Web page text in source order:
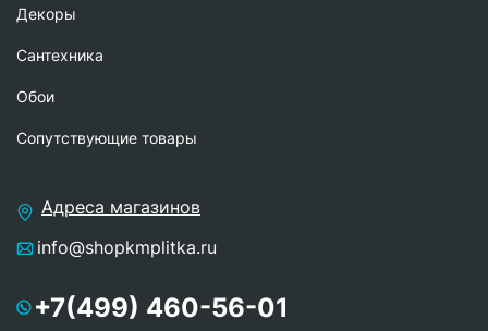
Декоры
Сантехника
Обои
Сопутствующие товары
Адреса магазинов
info@shopkmplitka.ru
+7(499) 460-56-01